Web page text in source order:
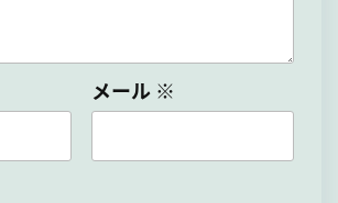
メール ※